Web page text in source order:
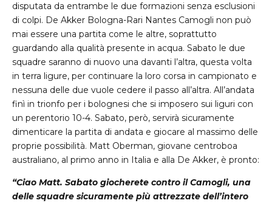
disputata da entrambe le due formazioni senza esclusioni
di colpi. De Akker Bologna-Rari Nantes Camogli non può
mai essere una partita come le altre, soprattutto
guardando alla qualità presente in acqua. Sabato le due
squadre saranno di nuovo una davanti l’altra, questa volta
in terra ligure, per continuare la loro corsa in campionato e
nessuna delle due vuole cedere il passo all’altra. All’andata
finì in trionfo per i bolognesi che si imposero sui liguri con
un perentorio 10-4. Sabato, però, servirà sicuramente
dimenticare la partita di andata e giocare al massimo delle
proprie possibilità. Matt Oberman, giovane centroboa
australiano, al primo anno in Italia e alla De Akker, è pronto:
“Ciao Matt. Sabato giocherete contro il Camogli, una
delle squadre sicuramente più attrezzate dell’intero